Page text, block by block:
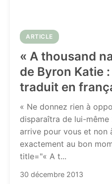
ARTICLE
« A thousand
de Byron Katie
traduit en
« Ne donnez rien à
disparaîtra de lui-même
arrive pour vous et non
exactement au bon
title="« A t...
30 décembre 2013